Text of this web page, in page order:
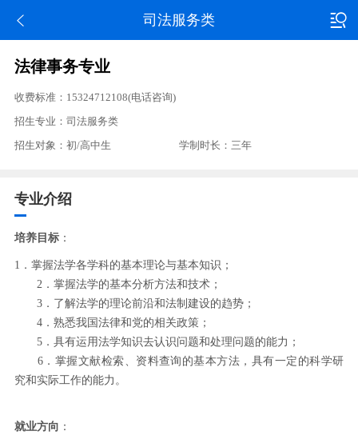
司法服务类
法律事务专业
收费标准：15324712108(电话咨询)
招生专业：司法服务类
招生对象：初/高中生
学制时长：三年
专业介绍
培养目标：
1．掌握法学各学科的基本理论与基本知识；
2．掌握法学的基本分析方法和技术；
3．了解法学的理论前沿和法制建设的趋势；
4．熟悉我国法律和党的相关政策；
5．具有运用法学知识去认识问题和处理问题的能力；
6．掌握文献检索、资料查询的基本方法，具有一定的科学研
究和实际工作的能力。
就业方向 ：